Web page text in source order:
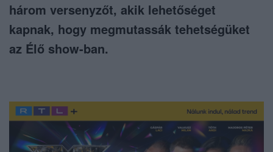
három versenyzőt, akik lehetőséget
kapnak, hogy megmutassák tehetségüket
az Élő show-ban.